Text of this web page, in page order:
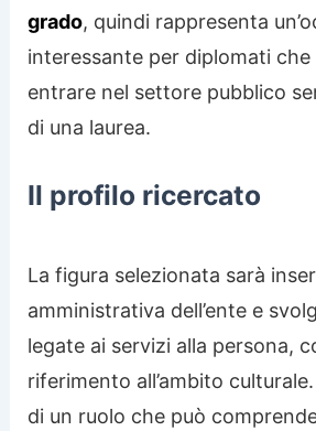
grado, quindi rappresenta
interessante per diplomati
entrare nel settore pubblico
di una laurea.
Il profilo ricercato
La figura selezionata sarà
amministrativa dell’ente e
legate ai servizi alla persona,
riferimento all’ambito
di un ruolo che può